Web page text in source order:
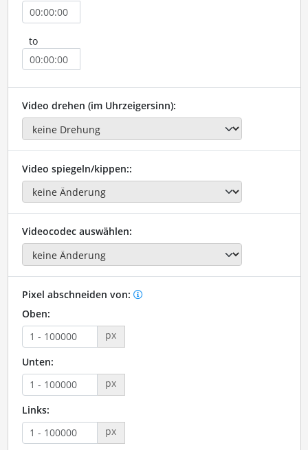
to
Video drehen (im Uhrzeigersinn):
Video spiegeln/kippen::
Videocodec auswählen:
Pixel abschneiden von:
Oben:
px
Unten:
px
Links:
px